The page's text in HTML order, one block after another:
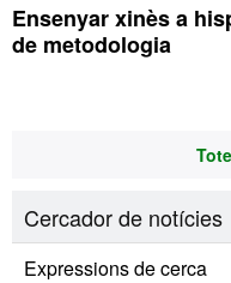
Ensenyar xinès a
de metodologia
Cercador de notícies
Expressions de cerca